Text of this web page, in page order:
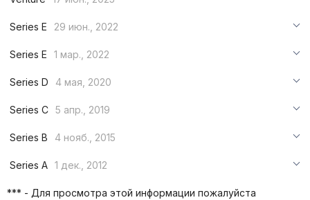
***
Series E
29 июн., 2022
***
Series E
1 мар., 2022
***
Series D
4 мая, 2020
***
Series C 5 апр., 2019
***
Series B
4 нояб., 2015
***
Series A 1 дек., 2012
*** - Для просмотра этой информации пожалуйста